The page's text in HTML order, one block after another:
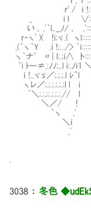
ｒ' / ｉ !;'// ｉ l
_ i l ∨:ヽ.ー-=ｰ
い ､ ,'｀l､__ﾉ/ ､
r‐ヽ' )( !i;ヾ.( ヽ
,(｀ヽ｀Y ,ｉ !;.../> ｀
ヽ｀ナ´ 〃| l;.;ｉ∧ ト
｀i ﾄー≠,:ﾉﾉ;..l i:.ﾉｉ1
ｉ !..ヾゞ／;.;.;.l ﾚ
ヽレ／;.;.;.;.;.;l l i
｀＼;.;.;;.;.;.;.//
＼／/ ! l !l
｀ヽ ,' !ｉ
＼ｉ
,' ｌ
3038 ： 冬色